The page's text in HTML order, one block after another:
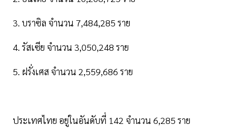
3. บราซิล จำนวน 7,484,285 ราย
4. รัสเซีย จำนวน 3,050,248 ราย
5. ฝรั่งเศส จำนวน 2,559,686 ราย
ประเทศไทย อยู่ในอันดับที่ 142 จำนวน 6,285 ราย